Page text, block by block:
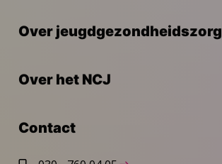
Over jeugdgezondheidszorg
Over het NCJ
Contact